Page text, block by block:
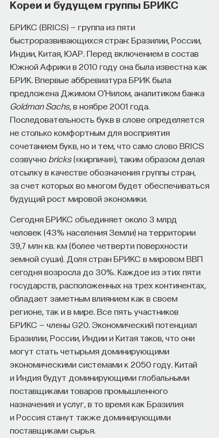
Кореи и будущем группы БРИКС
БРИКС (BRICS) — группа из пяти
быстроразвивающихся стран: Бразилии, России,
Индии, Китая, ЮАР. Перед включением в состав
Южной Африки в 2010 году она была известна как
БРИК. Впервые аббревиатура БРИК была
предложена Джимом О’Нилом, аналитиком банка
Goldman Sachs, в ноябре 2001 года.
Последовательность букв в слове определяется
не столько комфортным для восприятия
сочетанием букв, но и тем, что само слово BRICS
созвучно bricks(«кирпичи»), таким образом делая
отсылку в качестве обозначения группы стран,
за счет которых во многом будет обеспечиваться
будущий рост мировой экономики.
Сегодня БРИКС объединяет около 3 млрд
человек (43% населения Земли) на территории
39,7 млн кв. км (более четверти поверхности
земной суши). Доля стран БРИКС в мировом ВВП
сегодня возросла до 30%. Каждое из этих пяти
государств, расположенных на трех континентах,
обладает заметным влиянием как в своем
регионе, так и в мире. Все пять участников
БРИКС — члены G20. Экономический потенциал
Бразилии, России, Индии и Китая таков, что они
могут стать четырьмя доминирующими
экономическими системами к 2050 году. Китай
и Индия будут доминирующими глобальными
поставщиками товаров промышленного
назначения и услуг, в то время как Бразилия
и Россия станут также доминирующими
поставщиками сырья.
собственное будущее, почему результаты
образования раскрываются на длинной дистанции,
и что на самом деле должен уметь студент,
выходящий в сложный и быстро меняющийся мир.
А еще — почему ИИ не стоит просто запрещать,
как использовать его для диалога, и зачем
университету учить не только знаниям, но и самой
практике мышления и коммуникации.
Основатель ПостНауки Ивар Максутов запускает
проект Naukka Talents.
Это глобальная экосистема для поиска и найма
STEM-специалистов (Science, Technology,
Engineering, Mathematics) в самые амбициозные
вы занимаетесь биоинформатикой, молекулярной
биологией, ИИ или другими наукоемкими
дисциплинами, проект поможет вам найти место
в командах, меняющих индустрию.
Как стать участником:
Образование работает дольше,
чем кажется
«Тема кажется простой: мы определяем цели,
движемся к ним — и дальше все должно
работать. Но в реальности с целеполаганием все
намного сложнее. Проблема не только
во временном разрыве, когда результат должен
проявиться через несколько лет. Ключевой
Science, созданного командой ПостНауки.
Когда-то все люди были очень бедными.
Это не потому, что некоторые страны были
очень богатыми, как Голландия и Англия,
а некоторые были бедными, как Россия
и Китай. Все были бедными. В 1800 году
средний человек в России зарабатывал
примерно два доллара в день, если
учитывать современные эквиваленты.
Представьте, что вы остались одни
в Москве или Пекине с двумя долларами
в день. Это легко вообразить, потому что
в мире еще есть места, где люди живут
по сравнению с 1800, 1900, 2000 годами
в 2016 году доход на душу населения
в таких местах, как Англия, Россия или
даже Китай и Индия, очень сильно вырос.
Количество товаров и услуг, которое
может купить средний китаец или
англичанин в сфере здравоохранения,
жилья, еды, путешествий, развлечений,
выросло так сильно, что это сложно как-то
объяснить.
Играет ли здесь роль международная
торговля? Или это империализм, последняя
стадия капитализма, как говорил Ленин?